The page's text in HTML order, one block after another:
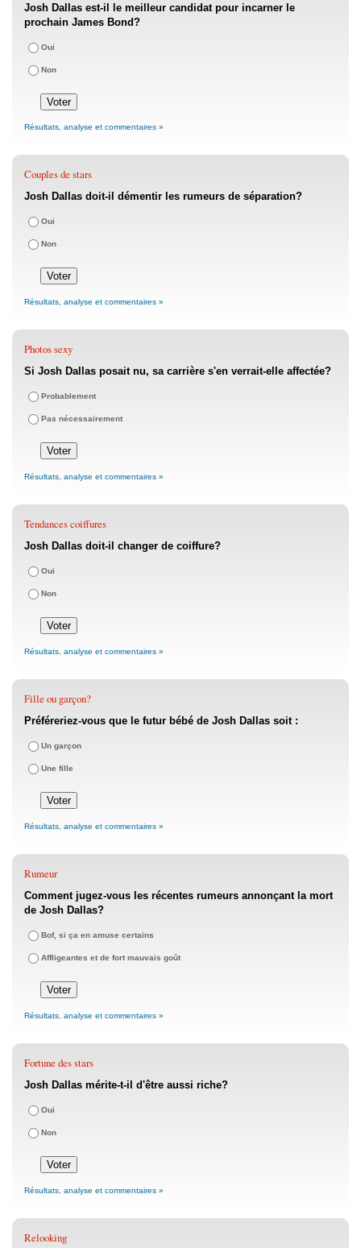
Josh Dallas est-il le meilleur candidat pour incarner le
prochain James Bond?
Oui
Non
Résultats, analyse et commentaires »
Couples de stars
Josh Dallas doit-il démentir les rumeurs de séparation?
Oui
Non
Résultats, analyse et commentaires »
Photos sexy
Si Josh Dallas posait nu, sa carrière s'en verrait-elle affectée?
Probablement
Pas nécessairement
Résultats, analyse et commentaires »
Tendances coiffures
Josh Dallas doit-il changer de coiffure?
Oui
Non
Résultats, analyse et commentaires »
Fille ou garçon?
Préféreriez-vous que le futur bébé de Josh Dallas soit :
Un garçon
Une fille
Résultats, analyse et commentaires »
Rumeur
Comment jugez-vous les récentes rumeurs annonçant la mort
de Josh Dallas?
Bof, si ça en amuse certains
Affligeantes et de fort mauvais goût
Résultats, analyse et commentaires »
Fortune des stars
Josh Dallas mérite-t-il d'être aussi riche?
Oui
Non
Résultats, analyse et commentaires »
Relooking